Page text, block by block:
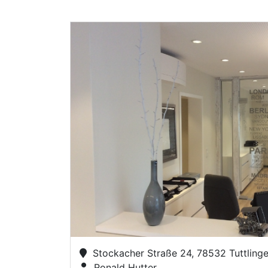
Stockacher Straße 24, 78532